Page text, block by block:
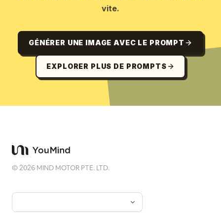
vite.
GÉNÉRER UNE IMAGE AVEC LE PROMPT
EXPLORER PLUS DE PROMPTS
©2026 MIND MOTOR PTE. LTD.